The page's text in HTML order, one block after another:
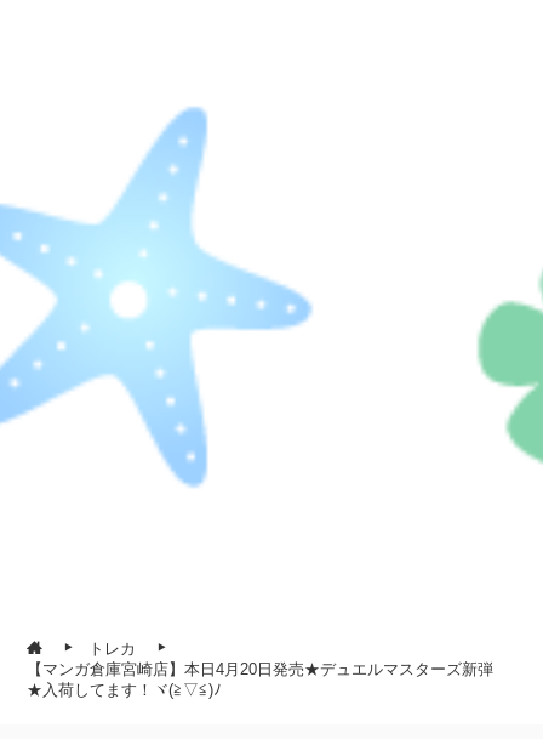
トレカ
【マンガ倉庫宮崎店】本日4月20日発売★デュエルマスターズ新弾
★入荷してます！ヾ(≧▽≦)ﾉ